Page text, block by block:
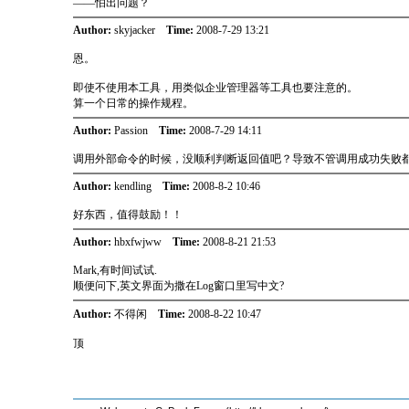
——怕出问题？
Author: skyjacker Time: 2008-7-29 13:21
恩。
即使不使用本工具，用类似企业管理器等工具也要注意的。
算一个日常的操作规程。
Author: Passion Time: 2008-7-29 14:11
调用外部命令的时候，没顺利判断返回值吧？导致不管调用成功失败
Author: kendling Time: 2008-8-2 10:46
好东西，值得鼓励！！
Author: hbxfwjww Time: 2008-8-21 21:53
Mark,有时间试试.
顺便问下,英文界面为撒在Log窗口里写中文?
Author: 不得闲 Time: 2008-8-22 10:47
顶